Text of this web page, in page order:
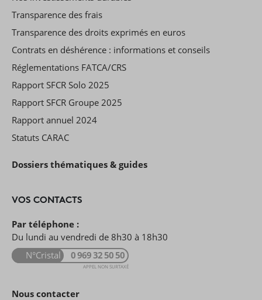
Transparence des frais
Transparence des droits exprimés en euros
Contrats en déshérence : informations et conseils
Réglementations FATCA/CRS
Rapport SFCR Solo 2025
Rapport SFCR Groupe 2025
Rapport annuel 2024
Statuts CARAC
Dossiers thématiques & guides
VOS CONTACTS
Par téléphone :
Du lundi au vendredi de 8h30 à 18h30
N°Cristal
0 969 32 50 50
APPEL NON SURTAXÉ
Nous contacter